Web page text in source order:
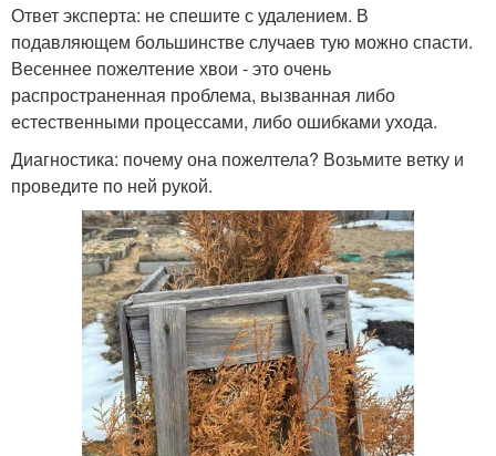
Ответ эксперта: не спешите с удалением. В
подавляющем большинстве случаев тую можно спасти.
Весеннее пожелтение хвои - это очень
распространенная проблема, вызванная либо
естественными процессами, либо ошибками ухода.
Диагностика: почему она пожелтела? Возьмите ветку и
проведите по ней рукой.